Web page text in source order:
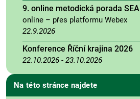
9. online metodická porada SEA
online – přes platformu Webex
22.9.2026
Konference Říční krajina 2026
22.10.2026 - 23.10.2026
Na této stránce najdete